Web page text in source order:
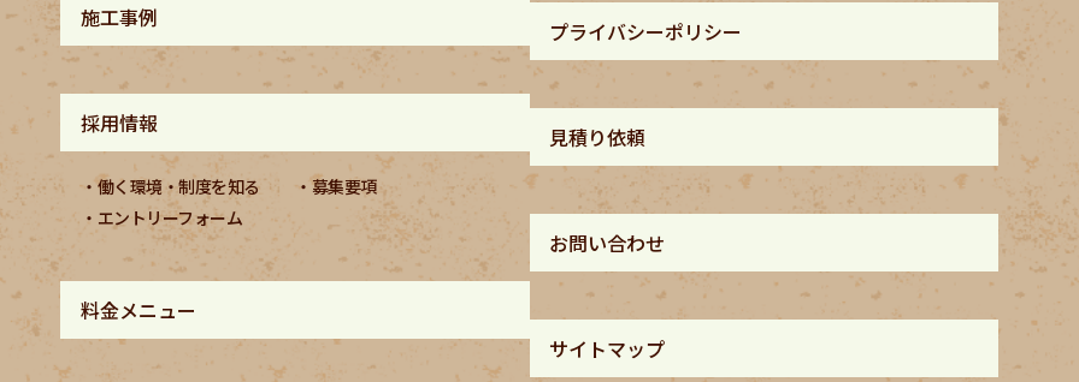
施工事例
採用情報
働く環境・制度を知る
募集要項
エントリーフォーム
料金メニュー
プライバシーポリシー
見積り依頼
お問い合わせ
サイトマップ